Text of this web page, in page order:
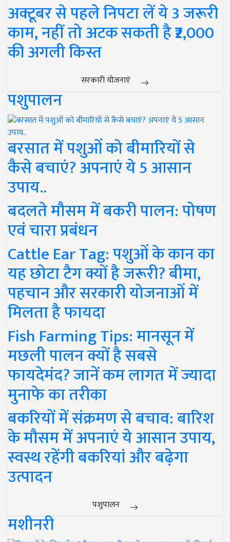
अक्टूबर से पहले निपटा लें ये 3 जरूरी
काम, नहीं तो अटक सकती है ₹2,000
की अगली किस्त
सरकारी योजनाएं
पशुपालन
बरसात में पशुओं को बीमारियों से
कैसे बचाएं? अपनाएं ये 5 आसान
उपाय..
बदलते मौसम में बकरी पालन: पोषण
एवं चारा प्रबंधन
Cattle Ear Tag: पशुओं के कान का
यह छोटा टैग क्यों है जरूरी? बीमा,
पहचान और सरकारी योजनाओं में
मिलता है फायदा
Fish Farming Tips: मानसून में
मछली पालन क्यों है सबसे
फायदेमंद? जानें कम लागत में ज्यादा
मुनाफे का तरीका
बकरियों में संक्रमण से बचाव: बारिश
के मौसम में अपनाएं ये आसान उपाय,
स्वस्थ रहेंगी बकरियां और बढ़ेगा
उत्पादन
पशुपालन
मशीनरी